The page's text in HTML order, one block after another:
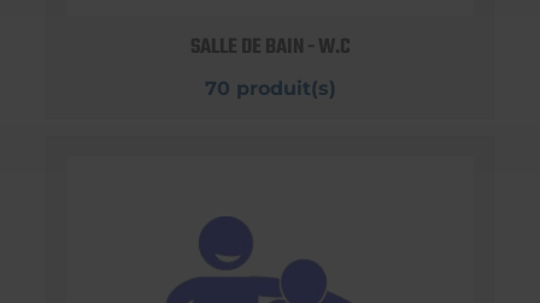
SALLE DE BAIN - W.C
70 produit(s)